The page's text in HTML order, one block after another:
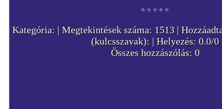
Kategória: | Megtekintések száma: 1513 |
(kulcsszavak): | Helyezés: 0.0/0
Összes hozzászólás: 0